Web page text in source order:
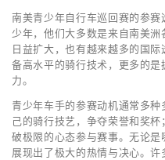
南美青少年自行车巡回赛的参
少年，他们大多数是来自南美
日益扩大，也有越来越多的国
备高水平的骑行技术，更多的
力。
青少年车手的参赛动机通常多
己的骑行技艺，争夺荣誉和奖
破极限的心态参与赛事。无论
展现出了极大的热情与决心。